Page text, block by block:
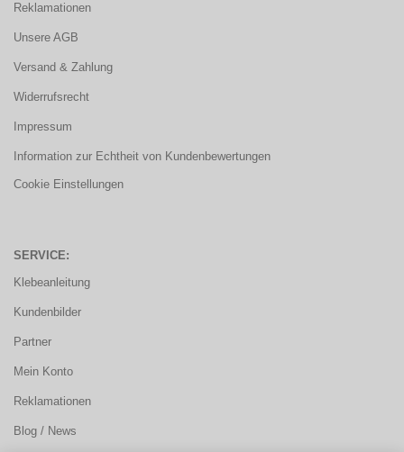
Reklamationen
Unsere AGB
Versand & Zahlung
Widerrufsrecht
Impressum
Information zur Echtheit von Kundenbewertungen
Cookie Einstellungen
SERVICE:
Klebeanleitung
Kundenbilder
Partner
Mein Konto
Reklamationen
Blog / News